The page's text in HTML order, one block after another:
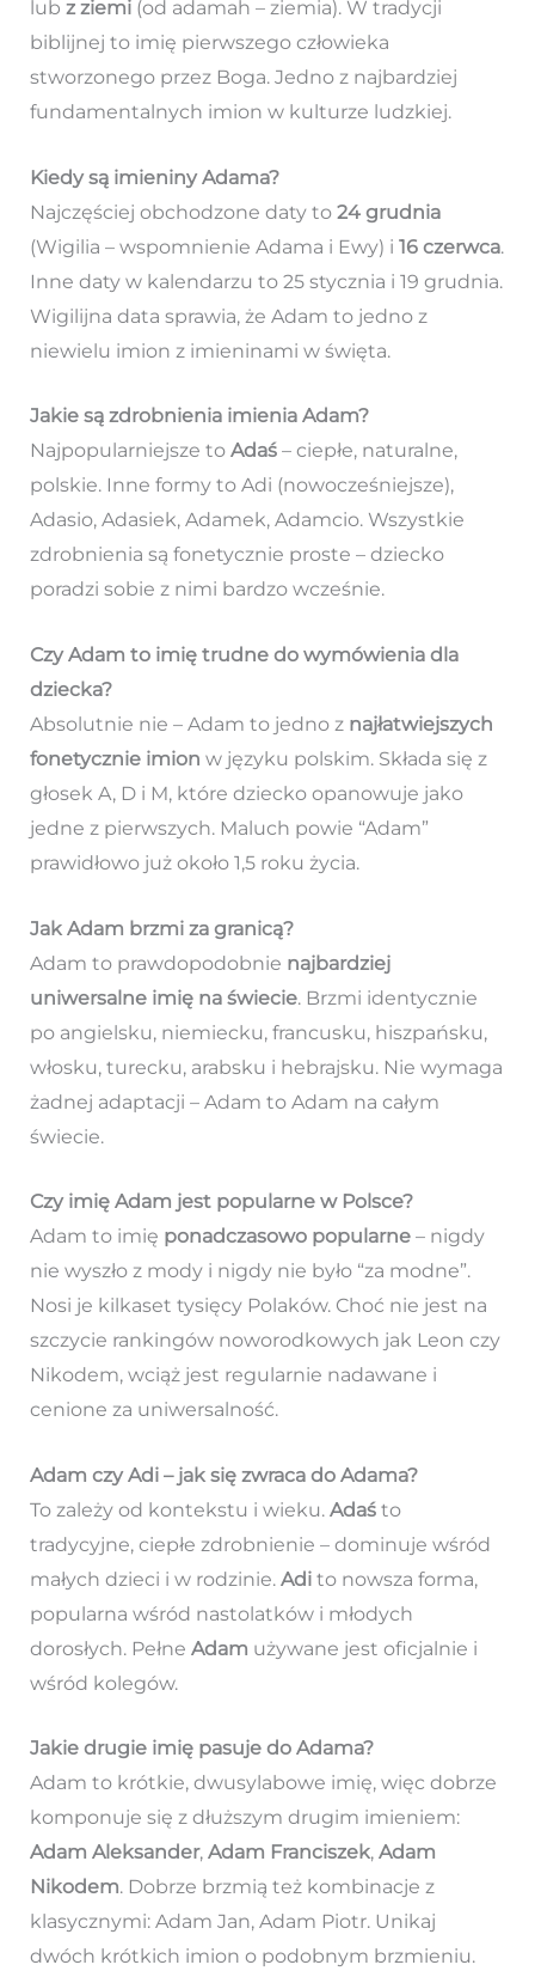
lub z ziemi(od adamah – ziemia). W tradycji
biblijnej to imię pierwszego człowieka
stworzonego przez Boga. Jedno z najbardziej
fundamentalnych imion w kulturze ludzkiej.
Kiedy są imieniny Adama?
Najczęściej obchodzone daty to 24 grudnia
(Wigilia – wspomnienie Adama i Ewy) i 16 czerwca.
Inne daty w kalendarzu to 25 stycznia i 19 grudnia.
Wigilijna data sprawia, że Adam to jedno z
niewielu imion z imieninami w święta.
Jakie są zdrobnienia imienia Adam?
Najpopularniejsze to Adaś– ciepłe, naturalne,
polskie. Inne formy to Adi (nowocześniejsze),
Adasio, Adasiek, Adamek, Adamcio. Wszystkie
zdrobnienia są fonetycznie proste – dziecko
poradzi sobie z nimi bardzo wcześnie.
Czy Adam to imię trudne do wymówienia dla
dziecka?
Absolutnie nie – Adam to jedno z najłatwiejszych
fonetycznie imion w języku polskim. Składa się z
głosek A, D i M, które dziecko opanowuje jako
jedne z pierwszych. Maluch powie “Adam”
prawidłowo już około 1,5 roku życia.
Jak Adam brzmi za granicą?
Adam to prawdopodobnie najbardziej
uniwersalne imię na świecie. Brzmi identycznie
po angielsku, niemiecku, francusku, hiszpańsku,
włosku, turecku, arabsku i hebrajsku. Nie wymaga
żadnej adaptacji – Adam to Adam na całym
świecie.
Czy imię Adam jest popularne w Polsce?
Adam to imię ponadczasowo popularne– nigdy
nie wyszło z mody i nigdy nie było “za modne”.
Nosi je kilkaset tysięcy Polaków. Choć nie jest na
szczycie rankingów noworodkowych jak Leon czy
Nikodem, wciąż jest regularnie nadawane i
cenione za uniwersalność.
Adam czy Adi – jak się zwraca do Adama?
To zależy od kontekstu i wieku. Adaśto
tradycyjne, ciepłe zdrobnienie – dominuje wśród
małych dzieci i w rodzinie. Adito nowsza forma,
popularna wśród nastolatków i młodych
dorosłych. Pełne Adam używane jest oficjalnie i
wśród kolegów.
Jakie drugie imię pasuje do Adama?
Adam to krótkie, dwusylabowe imię, więc dobrze
komponuje się z dłuższym drugim imieniem:
Adam Aleksander, Adam Franciszek, Adam
Nikodem. Dobrze brzmią też kombinacje z
klasycznymi: Adam Jan, Adam Piotr. Unikaj
dwóch krótkich imion o podobnym brzmieniu.